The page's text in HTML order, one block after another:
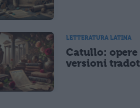
LETTERATURA LATINA
Catullo: opere
versioni